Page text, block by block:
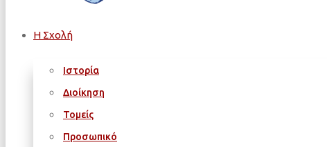
Η Σχολή
Ιστορία
Διοίκηση
Τομείς
Προσωπικό